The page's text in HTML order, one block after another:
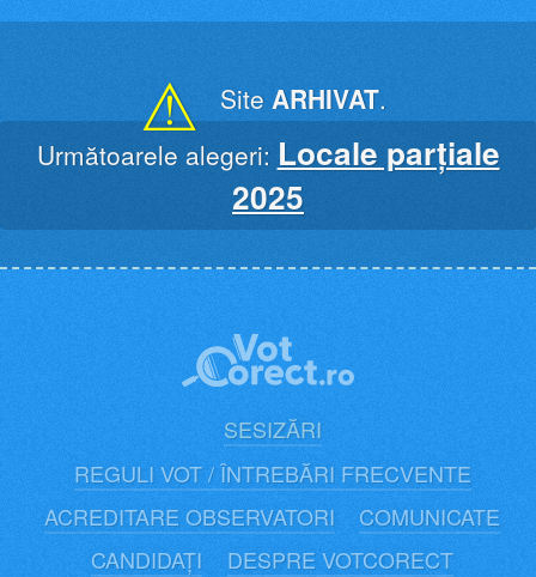
⚠ Site ARHIVAT.
Următoarele alegeri: Locale parțiale
2025
SESIZĂRI
REGULI VOT / ÎNTREBĂRI FRECVENTE
ACREDITARE OBSERVATORI
COMUNICATE
CANDIDAȚI
DESPRE VOTCORECT